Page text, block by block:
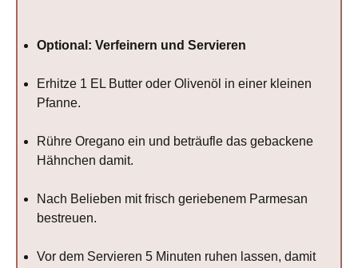
Optional: Verfeinern und Servieren
Erhitze 1 EL Butter oder Olivenöl in einer kleinen
Pfanne.
Rühre Oregano ein und beträufle das gebackene
Hähnchen damit.
Nach Belieben mit frisch geriebenem Parmesan
bestreuen.
Vor dem Servieren 5 Minuten ruhen lassen, damit